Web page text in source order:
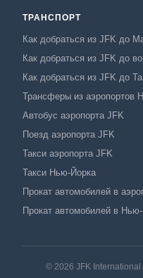
ТРАНСПОРТ
Как добраться из JFK до
Как добраться из JFK до
Как добраться из JFK до
Трансферы из аэропортов
Автобус аэропорта JFK
Поезд аэропорта JFK
Такси аэропорта JFK
Такси Нью-Йорка
Прокат автомобилей в
Прокат автомобилей в
© 2026 JFK